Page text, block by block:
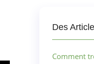
Des
Comment